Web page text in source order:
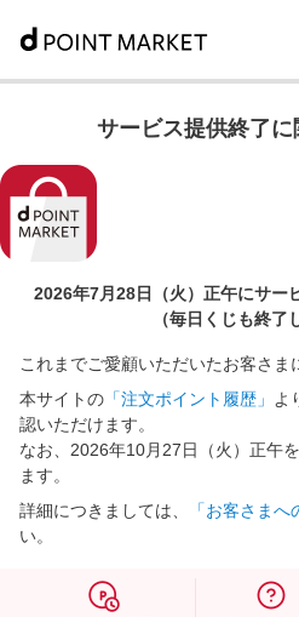
サービス提供終了
2026年7月28日（火）正午にサー
（毎日くじも終了
これまでご愛顧いただいたお客さま
本サイトの 「注文ポイント履歴」
よ
認いただけます。
なお、2026年10月27日（火）正午
ます。
詳細につきましては、
「お客さまへ
い。